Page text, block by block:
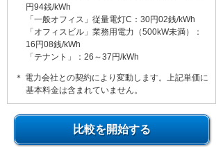
円94銭/kWh
「一般オフィス」従量電灯C：30円02銭/kWh
「オフィスビル」業務用電力（500kW未満）：
16円08銭/kWh
「テナント」：26～37円/kWh
＊ 電力会社との契約により変動します。上記単価に
基本料金は含まれていません。
比較を開始する